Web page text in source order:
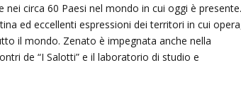
circa 60 Paesi nel mondo in cui oggi è
ed eccellenti espressioni dei territori in cui
il mondo. Zenato è impegnata anche nella
de “I Salotti” e il laboratorio di studio e